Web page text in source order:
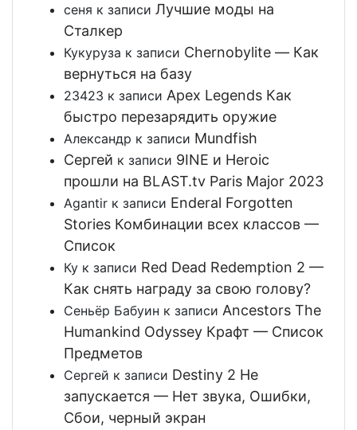
сеня к записи Лучшие моды на
Сталкер
Кукуруза к записи Chernobylite — Как
вернуться на базу
23423 к записи Apex Legends Как
быстро перезарядить оружие
Александр к записи Mundfish
Сергей к записи 9INE и Heroic
прошли на BLAST.tv Paris Major 2023
Agantir к записи Enderal Forgotten
Stories Комбинации всех классов —
Список
Ку к записи Red Dead Redemption 2 —
Как снять награду за свою голову?
Сеньёр Бабуин к записи Ancestors The
Humankind Odyssey Крафт — Список
Предметов
Сергей к записи Destiny 2 Не
запускается — Нет звука, Ошибки,
Сбои, черный экран